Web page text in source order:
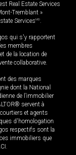
Real Estate Services
Tremblant »
ServicesMD.
qui s'y rapportent
membres
de la location de
collaborative.
des marques
dont la National
de l’immobilier
servent à
et agents
d'homologation
respectifs sont la
immobiliers que